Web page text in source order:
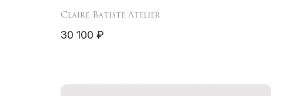
Claire Batiste Atelier
30 100 ₽